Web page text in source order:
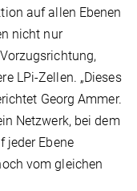
auf allen Ebenen
nicht nur
LPi-Zellen. „Dieses
Georg Ammer.
Netzwerk, bei dem
jeder Ebene
vom gleichen